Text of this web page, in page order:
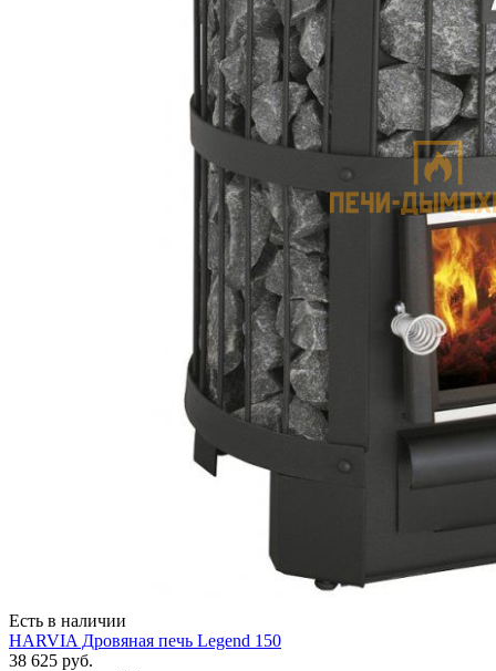
Есть в наличии
HARVIA Дровяная печь Legend 150
38 625 руб.